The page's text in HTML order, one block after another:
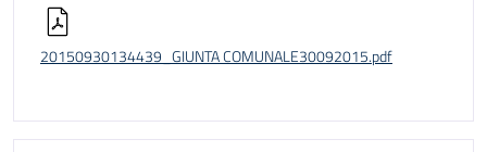
20150930134439_GIUNTA COMUNALE30092015.pdf